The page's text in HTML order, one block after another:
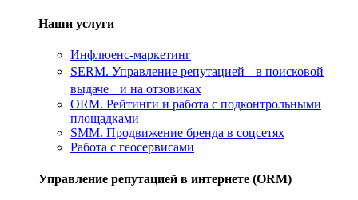
Наши услуги
Инфлюенс-маркетинг
SERM. Управление репутацией в поисковой
выдаче и на отзовиках
ORM. Рейтинги и работа с подконтрольными
площадками
SMM. Продвижение бренда в соцсетях
Работа с геосервисами
Управление репутацией в интернете (ORM)